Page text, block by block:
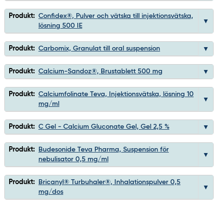
Produkt: Confidex®, Pulver och vätska till injektionsvätska,
lösning 500 IE
Produkt: Carbomix, Granulat till oral suspension
Produkt: Calcium-Sandoz®, Brustablett 500 mg
Produkt: Calciumfolinate Teva, Injektionsvätska, lösning 10
mg/ml
Produkt: C Gel - Calcium Gluconate Gel, Gel 2,5 %
Produkt:
Budesonide Teva Pharma, Suspension för
nebulisator 0,5 mg/ml
Produkt:
Bricanyl® Turbuhaler®, Inhalationspulver 0,5
mg/dos